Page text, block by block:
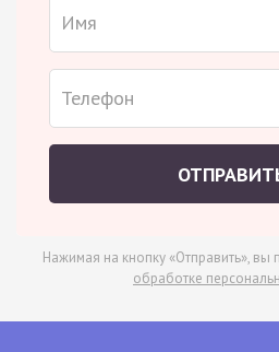
Нажимая на кнопку «Отправить», вы
обработке